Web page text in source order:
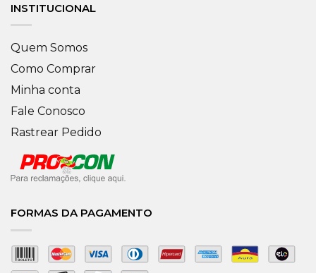
INSTITUCIONAL
Quem Somos
Como Comprar
Minha conta
Fale Conosco
Rastrear Pedido
FORMAS DA PAGAMENTO